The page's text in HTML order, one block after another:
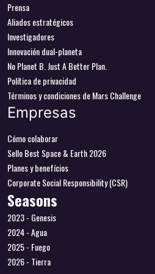
Prensa
Aliados estratégicos
Investigadores
Innovación dual-planeta
No Planet B. Just A Better Plan.
Política de privacidad
Términos y condiciones de Mars Challenge
Empresas
Cómo colaborar
Sello Best Space & Earth 2026
Planes y benefícios
Corporate Social Responsibility (CSR)
Seasons
2023 - Genesis
2024 - Agua
2025 - Fuego
2026 - Tierra